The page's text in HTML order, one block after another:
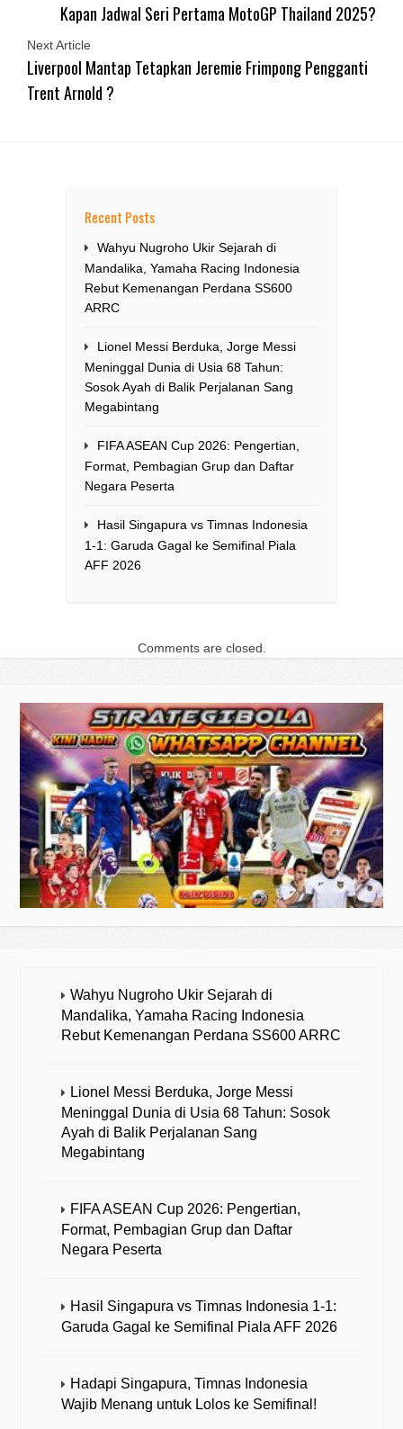
Kapan Jadwal Seri Pertama MotoGP Thailand 2025?
Next Article
Liverpool Mantap Tetapkan Jeremie Frimpong Pengganti
Trent Arnold ?
Recent Posts
Wahyu Nugroho Ukir Sejarah di
Mandalika, Yamaha Racing Indonesia
Rebut Kemenangan Perdana SS600
ARRC
Lionel Messi Berduka, Jorge Messi
Meninggal Dunia di Usia 68 Tahun:
Sosok Ayah di Balik Perjalanan Sang
Megabintang
FIFA ASEAN Cup 2026: Pengertian,
Format, Pembagian Grup dan Daftar
Negara Peserta
Hasil Singapura vs Timnas Indonesia
1-1: Garuda Gagal ke Semifinal Piala
AFF 2026
Comments are closed.
Wahyu Nugroho Ukir Sejarah di
Mandalika, Yamaha Racing Indonesia
Rebut Kemenangan Perdana SS600 ARRC
Lionel Messi Berduka, Jorge Messi
Meninggal Dunia di Usia 68 Tahun: Sosok
Ayah di Balik Perjalanan Sang
Megabintang
FIFA ASEAN Cup 2026: Pengertian,
Format, Pembagian Grup dan Daftar
Negara Peserta
Hasil Singapura vs Timnas Indonesia 1-1:
Garuda Gagal ke Semifinal Piala AFF 2026
Hadapi Singapura, Timnas Indonesia
Wajib Menang untuk Lolos ke Semifinal!